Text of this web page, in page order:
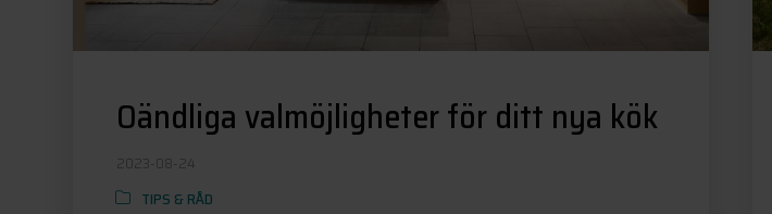
Oändliga valmöjligheter för ditt nya kök
2023-08-24
TIPS & RÅD